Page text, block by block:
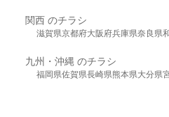
関西 のチラシ
滋賀県京都府大阪府兵庫県奈良県
九州・沖縄 のチラシ
福岡県佐賀県長崎県熊本県大分県